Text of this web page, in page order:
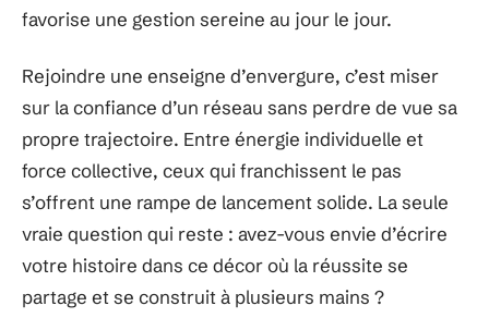
favorise une gestion sereine au jour le jour.
Rejoindre une enseigne d’envergure, c’est miser
sur la confiance d’un réseau sans perdre de vue sa
propre trajectoire. Entre énergie individuelle et
force collective, ceux qui franchissent le pas
s’offrent une rampe de lancement solide. La seule
vraie question qui reste : avez-vous envie d’écrire
votre histoire dans ce décor où la réussite se
partage et se construit à plusieurs mains ?